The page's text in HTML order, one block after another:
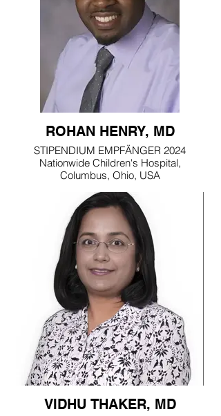
ROHAN HENRY, MD
STIPENDIUM EMPFÄNGER 2024
Nationwide Children's Hospital,
Columbus, Ohio, USA
VIDHU THAKER, MD